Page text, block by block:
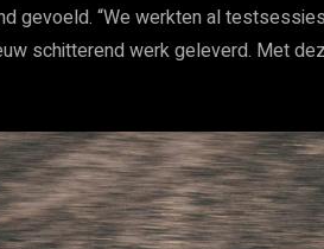
gevoeld. “We werkten al
schitterend werk geleverd. Met